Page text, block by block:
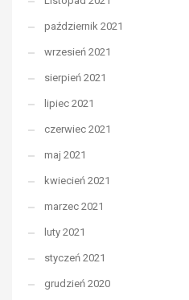
październik 2021
wrzesień 2021
sierpień 2021
lipiec 2021
czerwiec 2021
maj 2021
kwiecień 2021
marzec 2021
luty 2021
styczeń 2021
grudzień 2020